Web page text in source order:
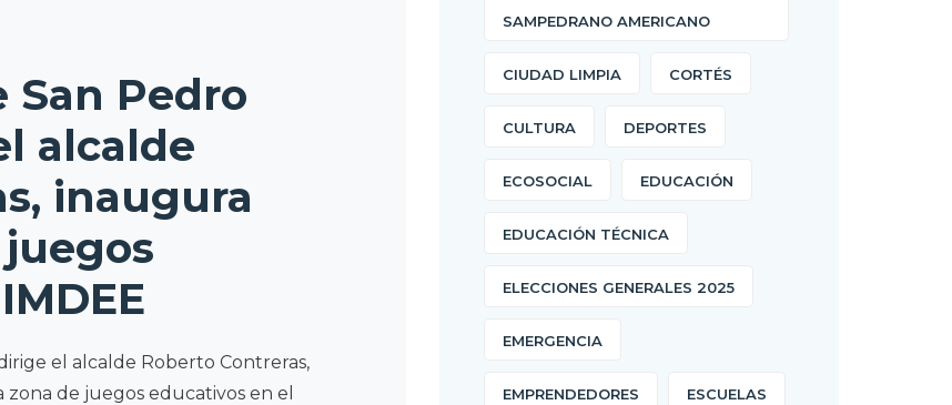
Pedro
alcalde
inaugura
el alcalde Roberto Contreras,
de juegos educativos en el
SAMPEDRANO AMERICANO
CIUDAD LIMPIA CORTÉS
CULTURA DEPORTES
ECOSOCIAL EDUCACIÓN
EDUCACIÓN TÉCNICA
ELECCIONES GENERALES 2025
EMERGENCIA
EMPRENDEDORES ESCUELAS